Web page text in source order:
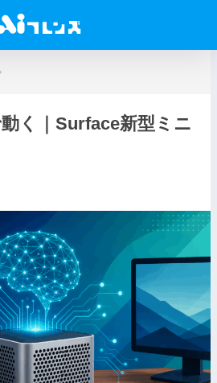
く｜Surface新型ミニ